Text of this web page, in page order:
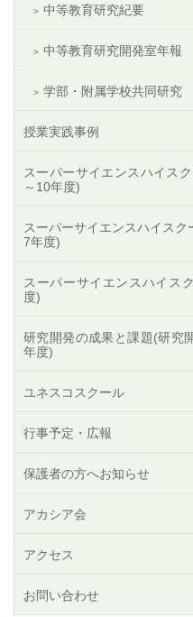
中等教育研究紀要
中等教育研究開発室年報
学部・附属学校共同研究
授業実践事例
スーパーサイエンスハイス
～10年度)
スーパーサイエンスハイス
7年度)
スーパーサイエンスハイス
度)
研究開発の成果と課題(研究
年度)
ユネスコスクール
行事予定・広報
保護者の方へお知らせ
アカシア会
アクセス
お問い合わせ